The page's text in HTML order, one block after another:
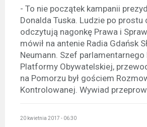
- To nie początek kampanii
Donalda Tuska. Ludzie po prostu
odczytują nagonkę Prawa i
mówił na antenie Radia Gdańsk
Neumann. Szef parlamentarnego
Platformy Obywatelskiej,
na Pomorzu był gościem
Kontrolowanej. Wywiad
20 kwietnia 2017 - 06:30